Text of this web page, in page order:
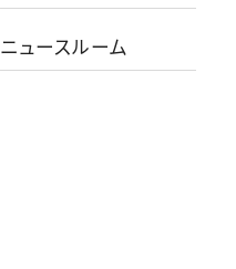
ニュースルーム